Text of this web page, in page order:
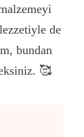
de
bundan
🥰